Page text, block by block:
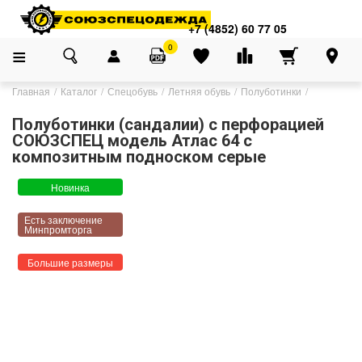
+7 (4852) 60 77 05
0
Главная Каталог Спецобувь Летняя обувь Полуботинки
Полуботинки (сандалии) с перфорацией
СОЮЗСПЕЦ модель Атлас 64 с
композитным подноском серые
Новинка
Есть заключение
Минпромторга
Большие размеры